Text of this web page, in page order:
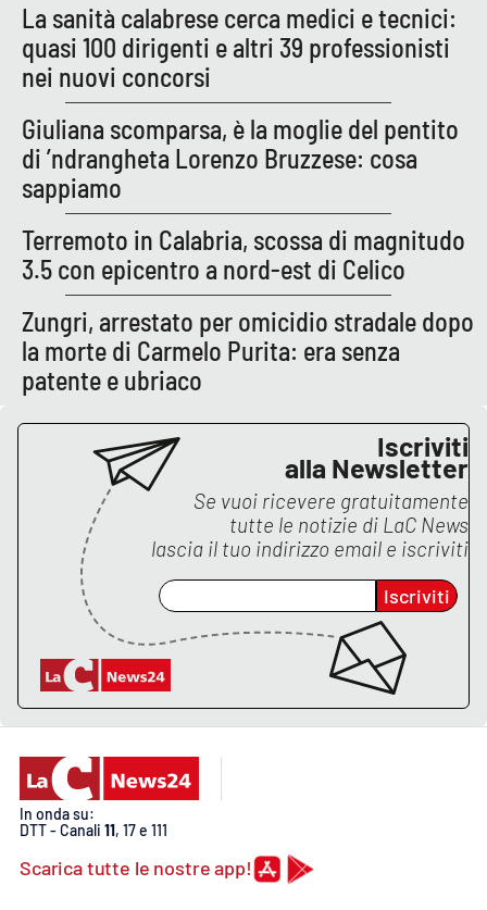
EDIZIONI
LOCALI
Catanzaro
Crotone
Vibo Valentia
Reggio Calabria
Cosenza
Lamezia Terme
PROGETTI
SPECIALI
Buona Sanità Calabria
CALABRIAVISIONE
Destinazioni
Eventi
Food
Storie
LAC
NETWORK
La sanità calabrese cerca medici e tecnici:
quasi 100 dirigenti e altri 39 professionisti
nei nuovi concorsi
Giuliana scomparsa, è la moglie del pentito
di ’ndrangheta Lorenzo Bruzzese: cosa
sappiamo
Terremoto in Calabria, scossa di magnitudo
3.5 con epicentro a nord-est di Celico
Zungri, arrestato per omicidio stradale dopo
la morte di Carmelo Purita: era senza
patente e ubriaco
Iscriviti
alla Newsletter
Se vuoi ricevere gratuitamente
tutte le notizie di LaC News
lascia il tuo indirizzo email e iscriviti
Iscriviti
In onda su:
DTT - Canali 11, 17 e 111
Scarica tutte le nostre app!